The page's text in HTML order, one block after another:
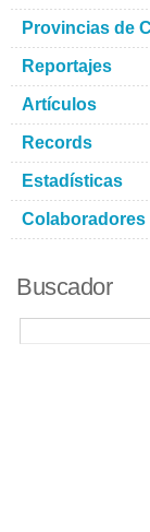
Provincias de
Reportajes
Artículos
Records
Estadísticas
Colaboradores
Buscador